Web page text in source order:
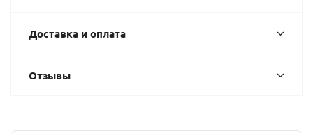
Доставка и оплата
Отзывы